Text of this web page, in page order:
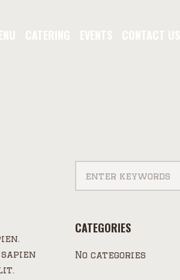
CATERING EVENTS CONTACT US
CATEGORIES
No categories